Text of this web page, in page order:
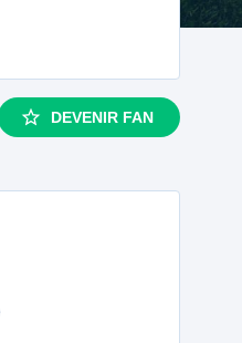
DEVENIR FAN